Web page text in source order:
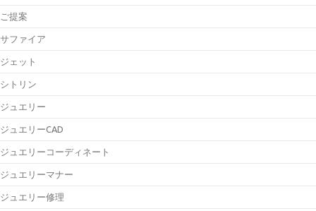
ご提案
サファイア
ジェット
シトリン
ジュエリー
ジュエリーCAD
ジュエリーコーディネート
ジュエリーマナー
ジュエリー修理